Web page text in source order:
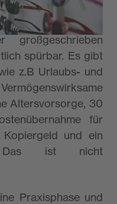
von A bis Z. Ein
mich ist, dass die
großgeschrieben
spürbar. Es gibt
z.B Urlaubs- und
Altersvorsorge, 30
für
und ein
Das ist nicht
Praxisphase und